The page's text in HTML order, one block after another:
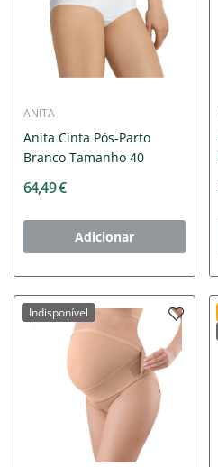
ANITA
Anita Cinta Pós-Parto
Branco Tamanho 40
64,49 €
Adicionar
Indisponível